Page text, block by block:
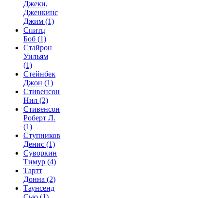
Джеки,
Дженкинс
Джим (1)
Спитц
Боб (1)
Стайрон
Уильям
(1)
Стейнбек
Джон (1)
Стивенсон
Нил (2)
Стивенсон
Роберт Л.
(1)
Ступников
Денис (1)
Суворкин
Тимур (4)
Тартт
Донна (2)
Таунсенд